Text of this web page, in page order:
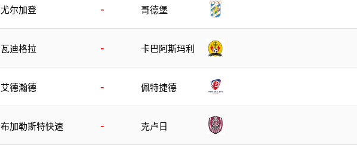
尤尔加登 - 哥德堡
瓦迪格拉 - 卡巴阿斯玛利
艾德瀚德 - 佩特捷德
布加勒斯特快速 - 克卢日